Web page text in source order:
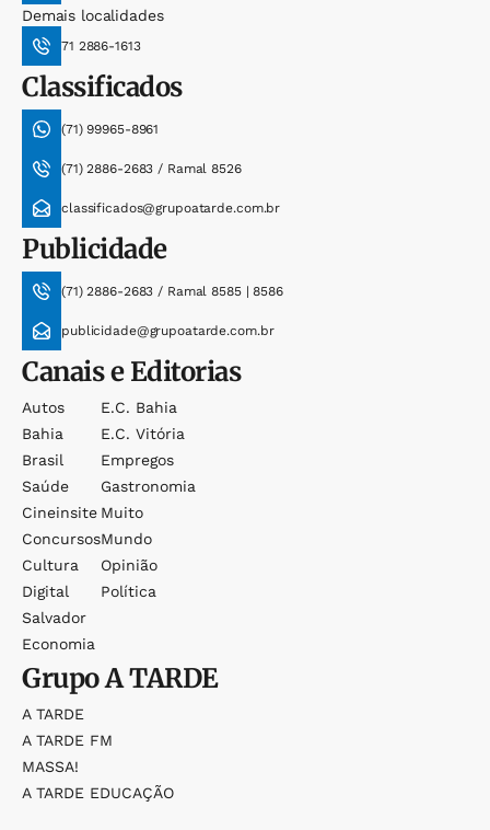
Demais localidades
71 2886-1613
Classificados
(71) 99965-8961
(71) 2886-2683 / Ramal 8526
classificados@grupoatarde.com.br
Publicidade
(71) 2886-2683 / Ramal 8585 | 8586
publicidade@grupoatarde.com.br
Canais e Editorias
Autos
Bahia
Brasil
Saúde
Cineinsite
Concursos
Cultura
Digital
Salvador
Economia
E.c. Bahia
E.c. Vitória
Empregos
Gastronomia
Muito
Mundo
Opinião
Política
GrupoA TARDE
A TARDE
A TARDE FM
MASSA!
A TARDE EDUCAÇÃO